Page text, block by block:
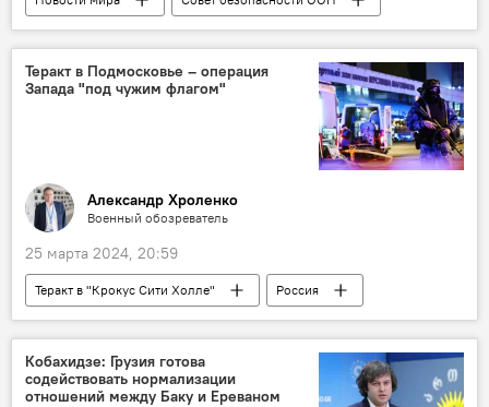
Израиль
Сектор Газа
ХАМАС
Палестина
Прекращение огня
Теракт в Подмосковье – операция
Запада "под чужим флагом"
Александр Хроленко
Военный обозреватель
25 марта 2024, 20:59
Теракт в "Крокус Сити Холле"
Россия
Теракт
"Крокус Сити Холл"
Политика
МИД России
Запад
Кобахидзе: Грузия готова
содействовать нормализации
отношений между Баку и Ереваном